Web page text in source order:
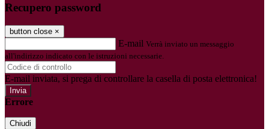
Recupero password
button close ×
E-mail Verrà inviato un messaggio
all'indirizzo indicato con le istruzioni necessarie.
E-mail inviata, si prega di controllare la casella di posta elettronica!
Errore
Chiudi